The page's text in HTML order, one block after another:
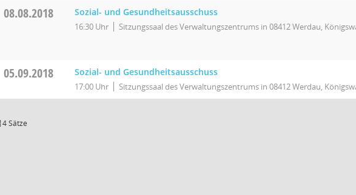
08.08.2018 Sozial- und Gesundheitsausschuss
16:30 Uhr Sitzungssaal des Verwaltungszentrums in 08412 Werdau,
05.09.2018 Sozial- und Gesundheitsausschuss
17:00 Uhr Sitzungssaal des Verwaltungszentrums in 08412 Werdau,
4 Sätze